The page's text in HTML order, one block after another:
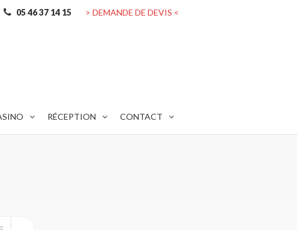
05 46 37 14 15 > DEMANDE DE DEVIS <
RÉCEPTION CONTACT